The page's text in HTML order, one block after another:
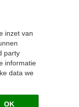
inzet van
party
informatie
data we
OK